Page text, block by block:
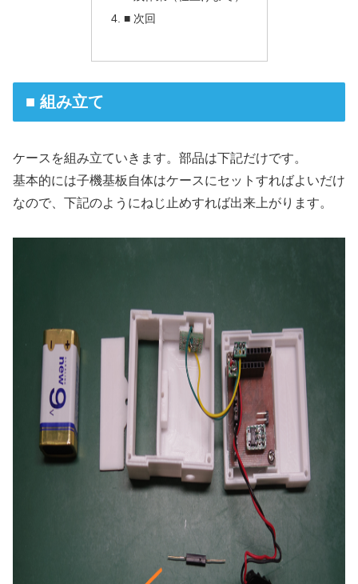
■ 次回
■ 組み立て
ケースを組み立ていきます。部品は下記だけです。
基本的には子機基板自体はケースにセットすればよいだけ
なので、下記のようにねじ止めすれば出来上がります。